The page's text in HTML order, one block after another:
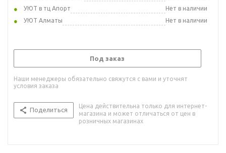
УЮТ в тц Апорт
Нет в наличии
УЮТ Алматы
Нет в наличии
Под заказ
Наши менеджеры обязательно свяжутся с вами и уточнят
условия заказа
Поделиться
Цена действительна только для интернет-
магазина и может отличаться от цен в
розничных магазинах